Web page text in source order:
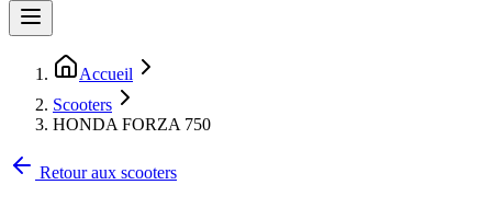
Accueil
Scooters
HONDA FORZA 750
Retour aux scooters